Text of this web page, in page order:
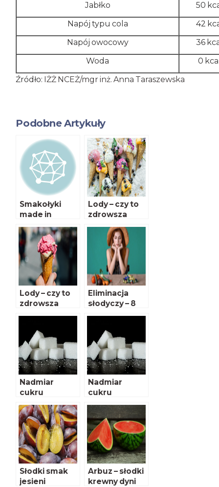
Jabłko
50
Napój typu cola
42
Napój owocowy
36
Woda
0
Źródło: IŻŻ NCEŻ/mgr inż. Anna Taraszewska
Podobne Artykuły
Smakołyki
made in
Poland
Lody – czy to
zdrowsza
przekąska niż
słodycze?
Lody – czy to
zdrowsza
przekąska niż
Eliminacja
słodyczy – 8
prostych
zdrowszą
dietę
Nadmiar
cukru
niebezpieczny
dla zdrowia
Nadmiar
cukru
niebezpieczny
dla zdrowia
Słodki smak
jesieni
Arbuz – słodki
krewny dyni